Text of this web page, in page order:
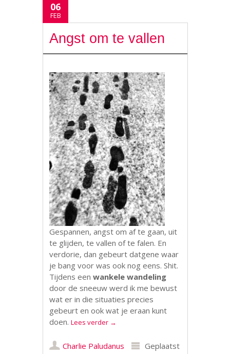
06
FEB
Angst om te vallen
Gespannen, angst om af te gaan, uit
te glijden, te vallen of te falen. En
verdorie, dan gebeurt datgene waar
je bang voor was ook nog eens. Shit.
Tijdens eenwankele wandeling
door de sneeuw werd ik me bewust
wat er in die situaties precies
gebeurt en ook wat je eraan kunt
doen.Lees verder →
Charlie Paludanus
Geplaatst